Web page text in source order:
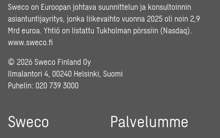
Sweco on Euroopan johtava suunnittelun ja konsultoinnin
asiantuntijayritys, jonka liikevaihto vuonna 2025 oli noin 2,9
Mrd euroa. Yhtiö on listattu Tukholman pörssiin (Nasdaq).
www.sweco.fi
© 2026 Sweco Finland Oy
Ilmalantori 4, 00240 Helsinki, Suomi
Puhelin: 020 739 3000
Sweco Palvelumme